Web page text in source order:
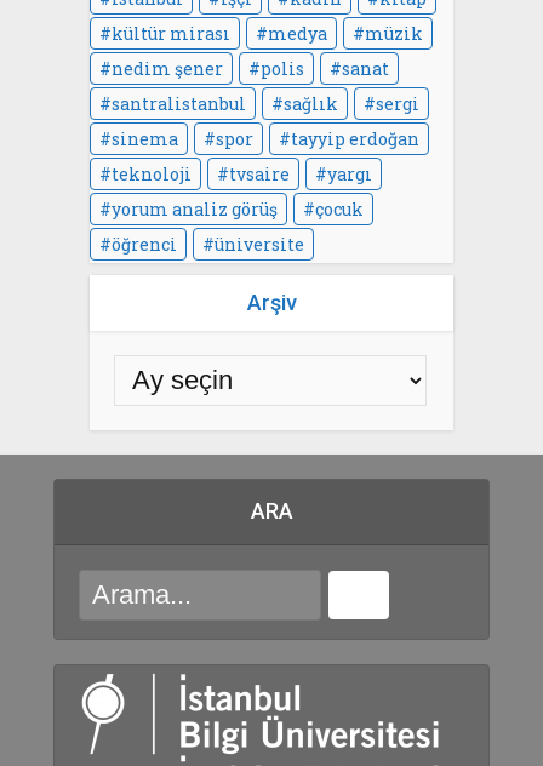
kültür mirası
medya
müzik
nedim şener
polis
sanat
santralistanbul
sağlık
sergi
sinema
spor
tayyip erdoğan
teknoloji
tvsaire
yargı
yorum analiz görüş
çocuk
öğrenci
üniversite
Arşiv
ARA